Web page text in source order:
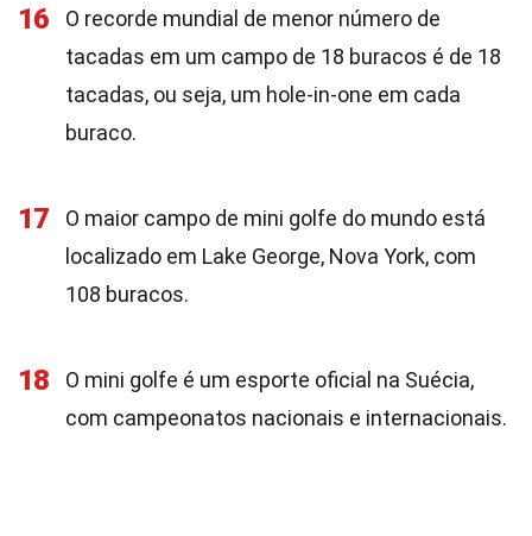
16
O recorde mundial de menor número de
tacadas em um campo de 18 buracos é de 18
tacadas, ou seja, um hole-in-one em cada
buraco.
17
O maior campo de mini golfe do mundo está
localizado em Lake George, Nova York, com
108 buracos.
18
O mini golfe é um esporte oficial na Suécia,
com campeonatos nacionais e internacionais.